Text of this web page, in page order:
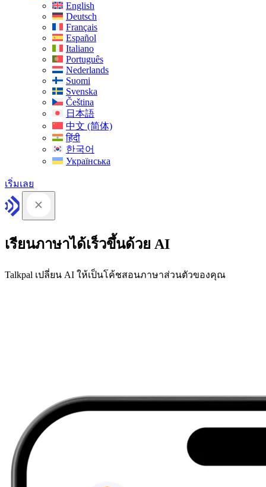
English
Deutsch
Français
Español
Italiano
Português
Nederlands
Suomi
Svenska
Čeština
日本語
中文 (简体)
हिंदी
한국어
Українська
เริ่มเลย
เรียนภาษาได้เร็วขึ้นด้วย AI
Talkpal เปลี่ยน AI ให้เป็นโค้ชสอนภาษาส่วนตัวของคุณ